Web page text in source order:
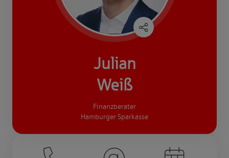
Julian
Weiß
Finanzberater
Hamburger Sparkasse